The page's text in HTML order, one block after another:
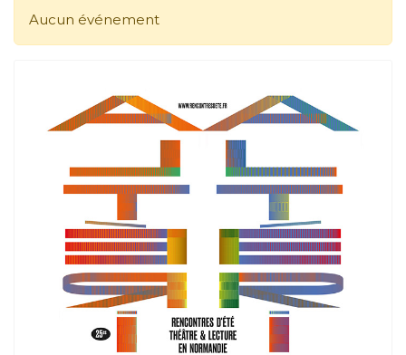
Aucun événement